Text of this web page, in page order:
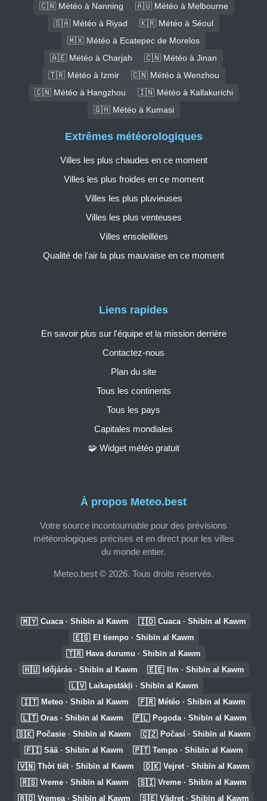
🇨🇳 Météo à Nanning
🇦🇺 Météo à Melbourne
🇸🇦 Météo à Riyad
🇰🇷 Météo à Séoul
🇲🇽 Météo à Ecatepec de Morelos
🇦🇪 Météo à Charjah
🇨🇳 Météo à Jinan
🇹🇷 Météo à Izmir
🇨🇳 Météo à Wenzhou
🇨🇳 Météo à Hangzhou
🇮🇳 Météo à Kallakurichi
🇬🇭 Météo à Kumasi
À propos Meteo.best
Votre source incontournable pour des prévisions
météorologiques précises et en direct pour les villes
du monde entier.
Meteo.best © 2026. Tous droits réservés.
Liens rapides
En savoir plus sur l'équipe et la mission derrière
Contactez-nous
Plan du site
Tous les continents
Tous les pays
Capitales mondiales
🧩 Widget météo gratuit
Extrêmes météorologiques
Villes les plus chaudes en ce moment
Villes les plus froides en ce moment
Villes les plus pluvieuses
Villes les plus venteuses
Villes ensoleillées
Qualité de l'air la plus mauvaise en ce moment
🇲🇾 Cuaca · Shibīn al Kawm 🇮🇩 Cuaca · Shibīn al Kawm
🇪🇸 El tiempo · Shibīn al Kawm
🇹🇷 Hava durumu · Shibīn al Kawm
🇭🇺 Időjárás · Shibīn al Kawm 🇪🇪 Ilm · Shibīn al Kawm
🇱🇻 Laikapstākļi · Shibīn al Kawm
🇮🇹 Meteo · Shibīn al Kawm 🇫🇷 Météo · Shibīn al Kawm
🇱🇹 Oras · Shibīn al Kawm 🇵🇱 Pogoda · Shibīn al Kawm
🇸🇰 Počasie · Shibīn al Kawm 🇨🇿 Počasí · Shibīn al Kawm
🇫🇮 Sää · Shibīn al Kawm 🇵🇹 Tempo · Shibīn al Kawm
🇻🇳 Thời tiết · Shibīn al Kawm 🇩🇰 Vejret · Shibīn al Kawm
🇷🇸 Vreme · Shibīn al Kawm 🇸🇮 Vreme · Shibīn al Kawm
🇷🇴 Vremea · Shibīn al Kawm 🇸🇪 Vädret · Shibīn al Kawm